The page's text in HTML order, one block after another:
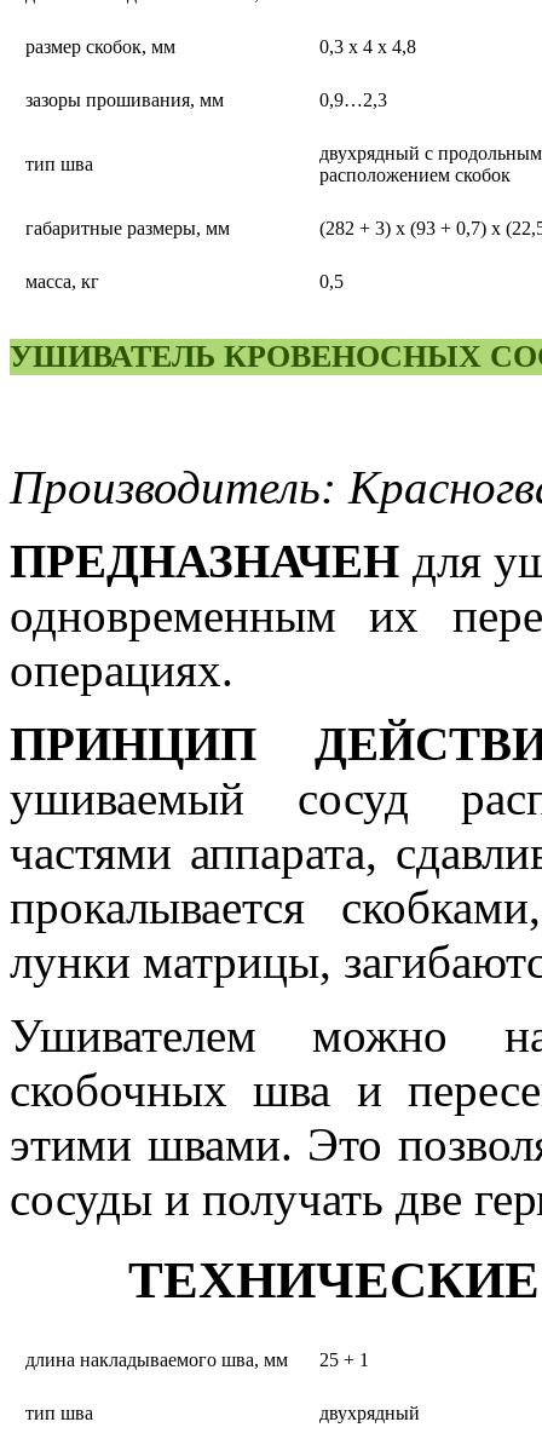
размер скобок, мм 0,3 х 4 х 4,8
зазоры прошивания, мм 0,9…2,3
тип шва
двухрядный с продольным
расположением скобок
габаритные размеры, мм (282 + 3) х (93 + 0,7) х
масса, кг 0,5
УШИВАТЕЛЬ КРОВЕНОСНЫХ
Производитель:
ПРЕДНАЗНАЧЕН для
одновременным их
операциях.
ПРИНЦИП
ушиваемый сосуд
частями аппарата,
прокалывается
лунки матрицы,
Ушивателем можно
скобочных шва и
этими швами. Это
сосуды и получать две
длина накладываемого шва, мм 25 + 1
тип шва двухрядный